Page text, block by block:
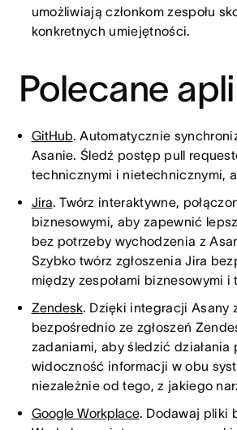
umożliwiają członkom zespołu
konkretnych umiejętności.
Polecane
GitHub. Automatycznie
Asanie. Śledź postęp pull
technicznymi i nietechnicznymi,
Jira. Twórz interaktywne,
biznesowymi, aby zapewnić
bez potrzeby wychodzenia z
Szybko twórz zgłoszenia Jira
między zespołami biznesowymi i
Zendesk. Dzięki integracji Asany
bezpośrednio ze zgłoszeń
zadaniami, aby śledzić
widoczność informacji w obu
niezależnie od tego, z jakiego
Google Workplace. Dodawaj pliki